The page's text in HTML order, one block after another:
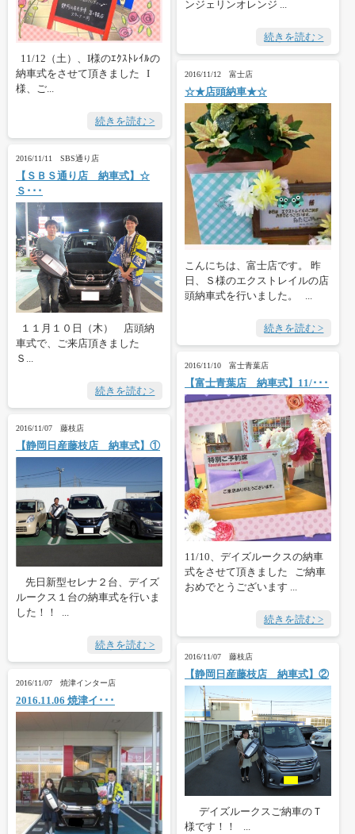
ンジェリンオレンジ ...
続きを読む >
11/12（土）、I様のｴｸｽﾄﾚｲﾙの
納車式をさせて頂きました I
様、ご...
続きを読む >
2016/11/12 富士店
☆★店頭納車★☆
こんにちは、富士店です。 昨
日、Ｓ様のエクストレイルの店
頭納車式を行いました。 ...
続きを読む >
2016/11/11 SBS通り店
【ＳＢＳ通り店 納車式】☆
Ｓ･･･
１１月１０日（木） 店頭納
車式で、ご来店頂きました
Ｓ...
続きを読む >
2016/11/10 富士青葉店
【富士青葉店 納車式】11/･･･
11/10、デイズルークスの納車
式をさせて頂きました ご納車
おめでとうございます ...
続きを読む >
2016/11/07 藤枝店
【静岡日産藤枝店 納車式】①
先日新型セレナ２台、デイズ
ルークス１台の納車式を行いま
した！！ ...
続きを読む >
2016/11/07 藤枝店
【静岡日産藤枝店 納車式】②
デイズルークスご納車のＴ
様です！！ ...
2016/11/07 焼津インター店
2016.11.06 焼津イ･･･